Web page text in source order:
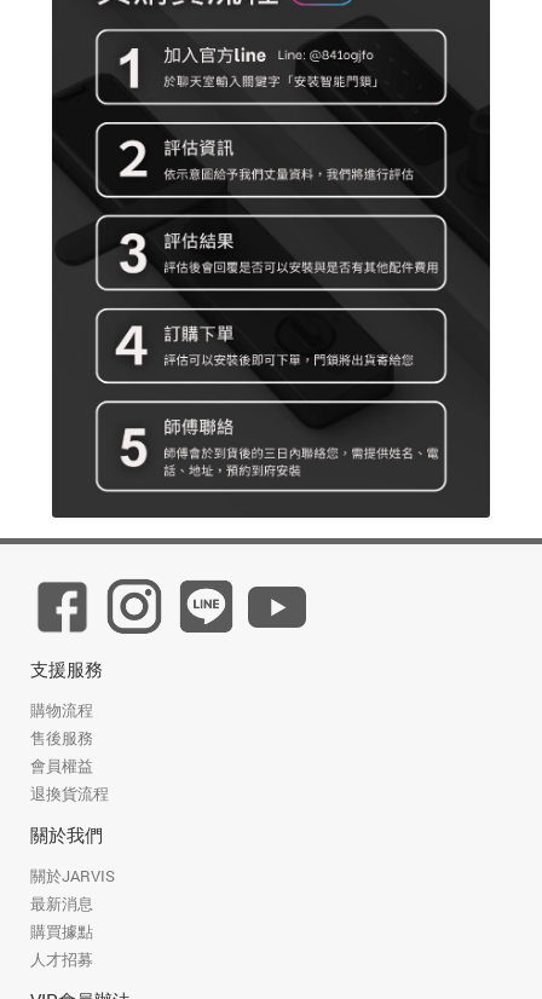
支援服務
購物流程
售後服務
會員權益
退換貨流程
關於我們
關於JARVIS
最新消息
購買據點
人才招募